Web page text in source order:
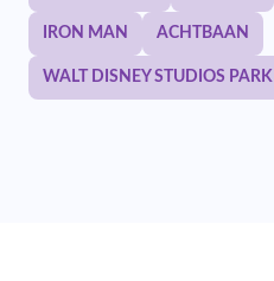
IRON MAN ACHTBAAN
WALT DISNEY STUDIOS PARK